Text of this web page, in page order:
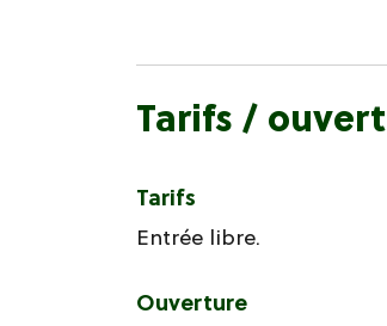
Tarifs /
Tarifs
Entrée libre.
Ouverture